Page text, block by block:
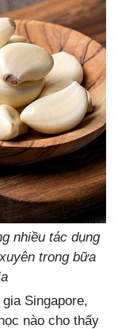
nhiều tác dụng
trong bữa
Singapore,
nào cho thấy